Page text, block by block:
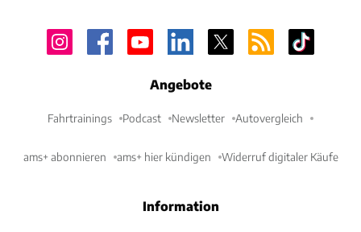
Angebote
Fahrtrainings Podcast Newsletter Autovergleich
ams+ abonnieren ams+ hier kündigen Widerruf digitaler Käufe
Information